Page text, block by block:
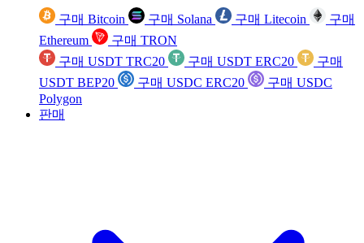
구매 Bitcoin 구매 Solana 구매 Litecoin
구매
Ethereum
구매 TRON
구매 USDT TRC20
구매 USDT ERC20
구매
USDT BEP20
구매 USDC ERC20
구매 USDC
Polygon
판매